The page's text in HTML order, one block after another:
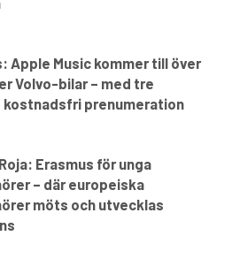
Apple Music kommer till över
Volvo-bilar – med tre
kostnadsfri prenumeration
Erasmus för unga
– där europeiska
möts och utvecklas